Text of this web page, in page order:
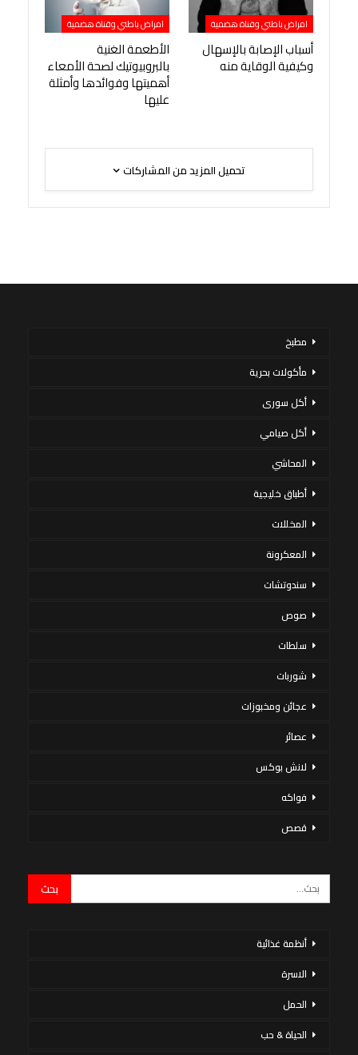
امراض باطني وقناة هضمية
أسباب الإصابة بالإسهال
وكيفية الوقاية منه
امراض باطني وقناة هضمية
الأطعمة الغنية
بالبروبيوتيك لصحة الأمعاء
أهميتها وفوائدها وأمثلة
عليها
تحميل المزيد من المشاركات
مطبخ
مأكولات بحرية
أكل سورى
أكل صيامي
المحاشي
أطباق خليجية
المخللات
المعكرونة
سندوتشات
صوص
سلطات
شوربات
عجائن ومخبوزات
عصائر
لانش بوكس
فواكه
قصص
أنظمة غذائية
الاسرة
الحمل
الحياة & حب